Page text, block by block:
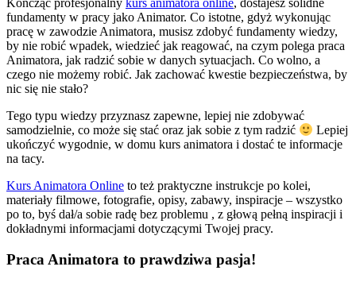
fundamenty w pracy jako Animator. Co istotne, gdyż wykonując
pracę w zawodzie Animatora, musisz zdobyć fundamenty wiedzy,
by nie robić wpadek, wiedzieć jak reagować, na czym polega praca
Animatora, jak radzić sobie w danych sytuacjach. Co wolno, a
czego nie możemy robić. Jak zachować kwestie bezpieczeństwa, by
nic się nie stało?
Tego typu wiedzy przyznasz zapewne, lepiej nie zdobywać
samodzielnie, co może się stać oraz jak sobie z tym radzić
Lepiej
ukończyć wygodnie, w domu kurs animatora i dostać te informacje
na tacy.
Kurs Animatora Online to też praktyczne instrukcje po kolei,
materiały filmowe, fotografie, opisy, zabawy, inspiracje – wszystko
po to, byś dał/a sobie radę bez problemu , z głową pełną inspiracji i
dokładnymi informacjami dotyczącymi Twojej pracy.
Praca Animatora to prawdziwa pasja!